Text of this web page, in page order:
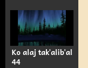
Ko alaj tak'alib'al
44